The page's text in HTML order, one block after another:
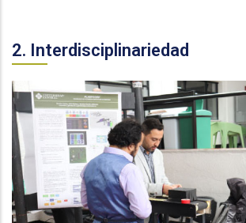
2. Interdisciplinariedad